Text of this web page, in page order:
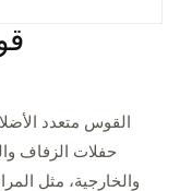
القوس متعدد
حفلات الزفاف
والخارجية، مثل